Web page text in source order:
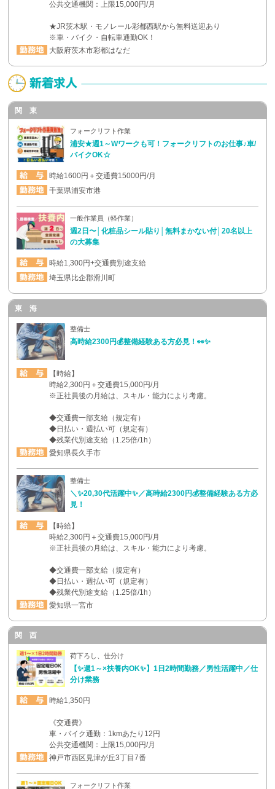
公共交通機関：上限15,000円/月
★JR茨木駅・モノレール彩都西駅から無料送迎あり
※車・バイク・自転車通勤OK！
大阪府茨木市彩都はなだ
関 東
フォークリフト作業
浦安★週1～Wワークも可！フォークリフトのお仕事♪車/
バイクOK☆
時給1600円＋交通費15000円/月
千葉県浦安市港
一般作業員（軽作業）
週2日〜│化粧品シール貼り│無料まかない付│20名以上
の大募集
時給1,300円+交通費別途支給
埼玉県比企郡滑川町
東 海
整備士
高時給2300円💰整備経験ある方必見！👀✨
【時給】
時給2,300円＋交通費15,000円/月
※正社員後の月給は、スキル・能力により考慮。
◆交通費一部支給（規定有）
◆日払い・週払い可（規定有）
◆残業代別途支給（1.25倍/1h）
愛知県長久手市
整備士
＼✨20,30代活躍中✨／高時給2300円💰整備経験ある方必
見！
【時給】
時給2,300円＋交通費15,000円/月
※正社員後の月給は、スキル・能力により考慮。
◆交通費一部支給（規定有）
◆日払い・週払い可（規定有）
◆残業代別途支給（1.25倍/1h）
愛知県一宮市
関 西
荷下ろし、仕分け
【✨週1～×扶養内OK✨】1日2時間勤務／男性活躍中／仕
分け業務
時給1,350円
《交通費》
車・バイク通勤：1kmあたり12円
公共交通機関：上限15,000円/月
神戸市西区見津が丘3丁目7番
フォークリフト作業